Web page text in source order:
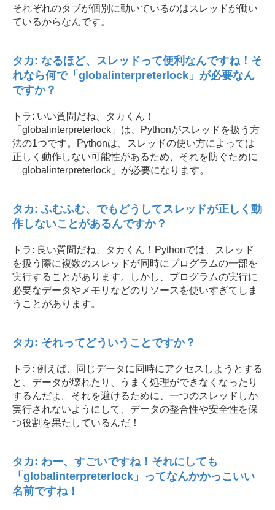
それぞれのタブが個別に動いているのはスレッドが働い
ているからなんです。
タカ: なるほど、スレッドって便利なんですね！そ
れなら何で「globalinterpreterlock」が必要なん
ですか？
トラ: いい質問だね、タカくん！
「globalinterpreterlock」は、Pythonがスレッドを扱う方
法の1つです。Pythonは、スレッドの使い方によっては
正しく動作しない可能性があるため、それを防ぐために
「globalinterpreterlock」が必要になります。
タカ: ふむふむ、でもどうしてスレッドが正しく動
作しないことがあるんですか？
トラ: 良い質問だね、タカくん！Pythonでは、スレッド
を扱う際に複数のスレッドが同時にプログラムの一部を
実行することがあります。しかし、プログラムの実行に
必要なデータやメモリなどのリソースを使いすぎてしま
うことがあります。
タカ: それってどういうことですか？
トラ: 例えば、同じデータに同時にアクセスしようとする
と、データが壊れたり、うまく処理ができなくなったり
するんだよ。それを避けるために、一つのスレッドしか
実行されないようにして、データの整合性や安全性を保
つ役割を果たしているんだ！
タカ: わー、すごいですね！それにしても
「globalinterpreterlock」ってなんかかっこいい
名前ですね！